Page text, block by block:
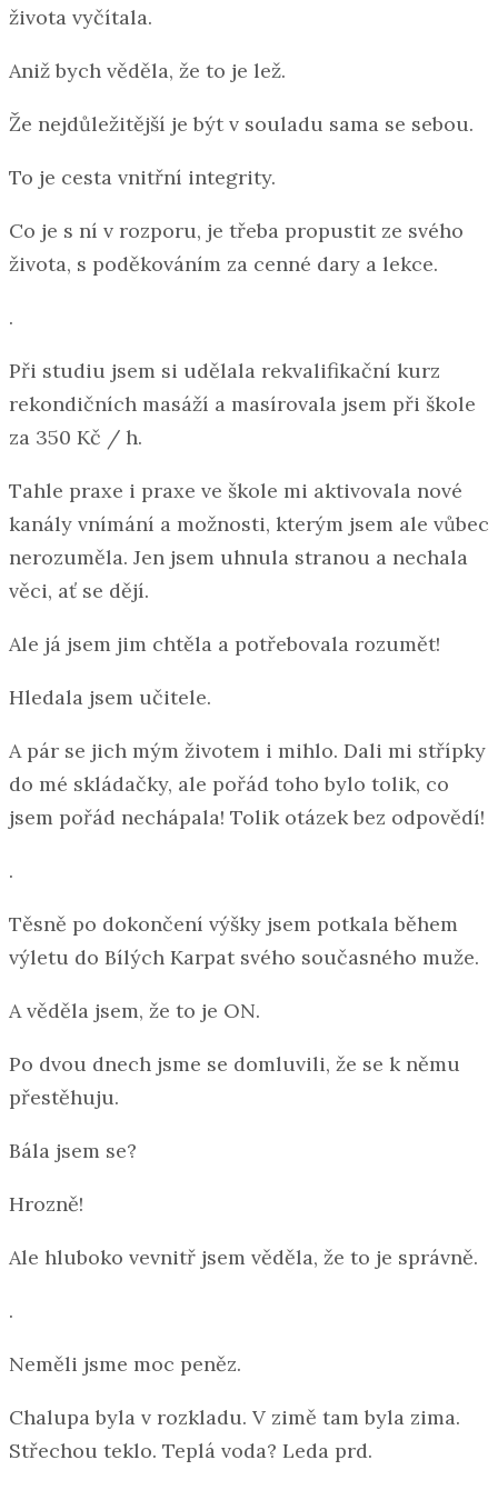
života vyčítala.
Aniž bych věděla, že to je lež.
Že nejdůležitější je být v souladu sama se sebou.
To je cesta vnitřní integrity.
Co je s ní v rozporu, je třeba propustit ze svého
života, s poděkováním za cenné dary a lekce.
.
Při studiu jsem si udělala rekvalifikační kurz
rekondičních masáží a masírovala jsem při škole
za 350 Kč / h.
Tahle praxe i praxe ve škole mi aktivovala nové
kanály vnímání a možnosti, kterým jsem ale vůbec
nerozuměla. Jen jsem uhnula stranou a nechala
věci, ať se dějí.
Ale já jsem jim chtěla a potřebovala rozumět!
Hledala jsem učitele.
A pár se jich mým životem i mihlo. Dali mi střípky
do mé skládačky, ale pořád toho bylo tolik, co
jsem pořád nechápala! Tolik otázek bez odpovědí!
.
Těsně po dokončení výšky jsem potkala během
výletu do Bílých Karpat svého současného muže.
A věděla jsem, že to je ON.
Po dvou dnech jsme se domluvili, že se k němu
přestěhuju.
Bála jsem se?
Hrozně!
Ale hluboko vevnitř jsem věděla, že to je správně.
.
Neměli jsme moc peněz.
Chalupa byla v rozkladu. V zimě tam byla zima.
Střechou teklo. Teplá voda? Leda prd.